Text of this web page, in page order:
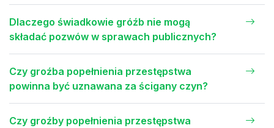
Dlaczego świadkowie gróźb nie mogą
składać pozwów w sprawach publicznych?
Czy groźba popełnienia przestępstwa
powinna być uznawana za ścigany czyn?
Czy groźby popełnienia przestępstwa